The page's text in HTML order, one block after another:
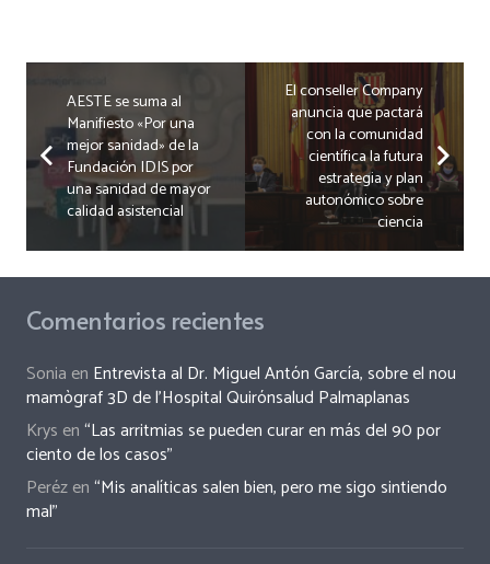
AESTE se suma al
Manifiesto «Por una
mejor sanidad» de la
Fundación IDIS por
una sanidad de mayor
calidad asistencial
El conseller Company
anuncia que pactará
con la comunidad
científica la futura
estrategia y plan
autonómico sobre
ciencia
Comentarios recientes
Sonia en Entrevista al Dr. Miguel Antón García, sobre el nou
mamògraf 3D de l’Hospital Quirónsalud Palmaplanas
Krys en“Las arritmias se pueden curar en más del 90 por
ciento de los casos”
Perézen“Mis analíticas salen bien, pero me sigo sintiendo
mal”